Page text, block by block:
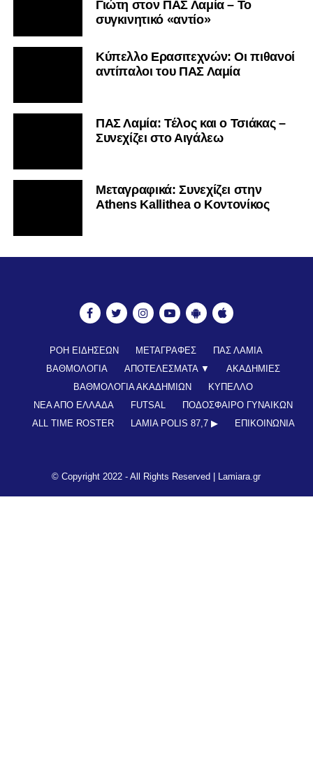
Γιώτη στον ΠΑΣ Λαμία – Το
συγκινητικό «αντίο»
Κύπελλο Ερασιτεχνών: Οι πιθανοί
αντίπαλοι του ΠΑΣ Λαμία
ΠΑΣ Λαμία: Τέλος και ο Τσιάκας –
Συνεχίζει στο Αιγάλεω
Mεταγραφικά: Συνεχίζει στην
Athens Kallithea ο Κοντονίκος
ΡΟΗ ΕΙΔΗΣΕΩΝ ΜΕΤΑΓΡΑΦΕΣ
ΠΑΣ ΛΑΜΙΑ
ΒΑΘΜΟΛΟΓΙΑ
ΑΠΟΤΕΛΕΣΜΑΤΑ ▼
ΑΚΑΔΗΜΙΕΣ
ΒΑΘΜΟΛΟΓΙΑ ΑΚΑΔΗΜΙΩΝ
ΚΥΠΕΛΛΟ
ΝΕΑ ΑΠΟ ΕΛΛΑΔΑ
FUTSAL
ΠΟΔΟΣΦΑΙΡΟ ΓΥΝΑΙΚΩΝ
ALL TIME ROSTER
LAMIA POLIS 87,7 ▶︎ ΕΠΙΚΟΙΝΩΝΊΑ
© Copyright 2022 - All Rights Reserved | Lamiara.gr